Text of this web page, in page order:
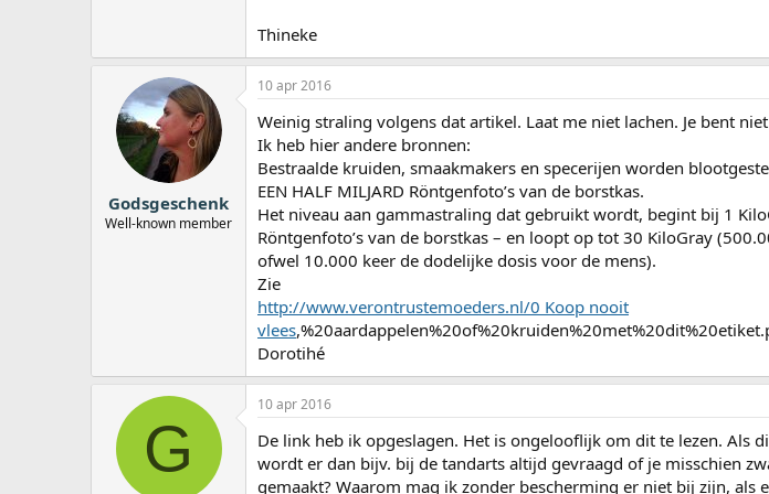
Thineke
Godsgeschenk
Well-known member
10 apr 2016
Weinig straling volgens dat artikel. Laat me niet lachen. Je bent
Ik heb hier andere bronnen:
Bestraalde kruiden, smaakmakers en specerijen worden
EEN HALF MILJARD Röntgenfoto’s van de borstkas.
Het niveau aan gammastraling dat gebruikt wordt, begint bij 1
Röntgenfoto’s van de borstkas – en loopt op tot 30 KiloGray
ofwel 10.000 keer de dodelijke dosis voor de mens).
Zie
http://www.verontrustemoeders.nl/0 Koop nooit
vlees
Dorotihé
G
10 apr 2016
De link heb ik opgeslagen. Het is ongelooflijk om dit te lezen. Als
wordt er dan bijv. bij de tandarts altijd gevraagd of je misschien
gemaakt? Waarom mag ik zonder bescherming er niet bij zijn, als